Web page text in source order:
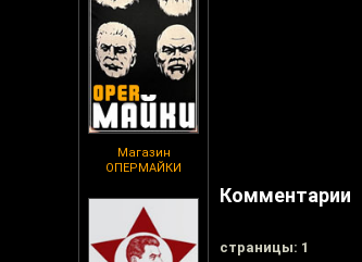
Магазин
ОПЕРМАЙКИ
Комментарии
cтраницы: 1